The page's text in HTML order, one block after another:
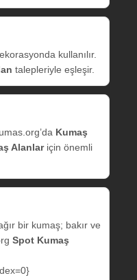
kullanılır.
talepleriyle eşleşir.
Kumaş
Alanlariçin önemli
bir kumaş; bakır ve
Spot Kumaş